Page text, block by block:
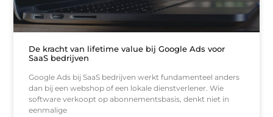
De kracht van lifetime value bij Google Ads voor
SaaS bedrijven
Google Ads bij SaaS bedrijven werkt fundamenteel anders
dan bij een webshop of een lokale dienstverlener. Wie
software verkoopt op abonnementsbasis, denkt niet in
eenmalige